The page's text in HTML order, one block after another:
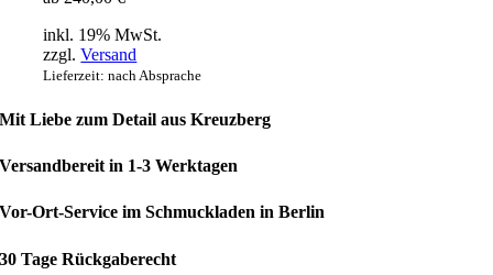
inkl. 19% MwSt.
zzgl.Versand
Lieferzeit: nach Absprache
Mit Liebe zum Detail aus Kreuzberg
Versandbereit in 1-3 Werktagen
Vor-Ort-Service im Schmuckladen in Berlin
30 Tage Rückgaberecht